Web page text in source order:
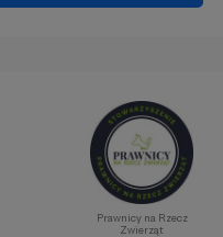
Prawnicy na Rzecz
Zwierząt